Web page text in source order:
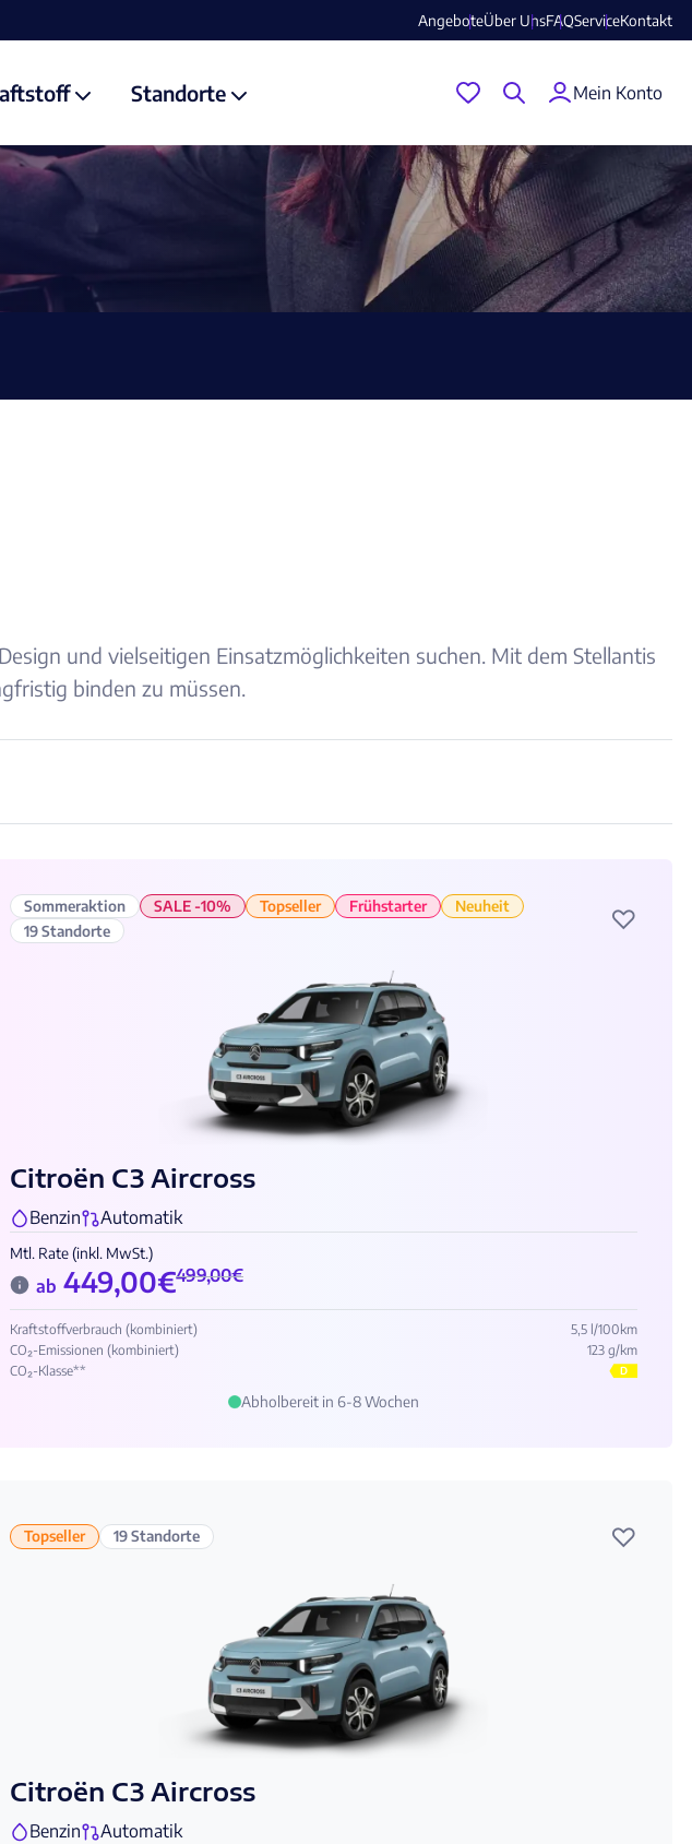
AngeboteÜber UnsFAQServiceKontakt
Mein Konto
Standorte
und vielseitigen Einsatzmöglichkeiten suchen. Mit dem Stellantis
binden zu müssen.
Sommeraktion SALE -10% Topseller Frühstarter
Neuheit
19 Standorte
♡
Citroën C3 Aircross
Benzin Automatik
Mtl. Rate (inkl. MwSt.)
ab 499,00€
449,00€
Kraftstoffverbrauch (kombiniert)
5,5 l/100km
CO₂-Emissionen (kombiniert)
123 g/km
CO₂-Klasse**
D
Abholbereit in 6-8 Wochen
Topseller 19 Standorte ♡
Citroën C3 Aircross
Benzin Automatik